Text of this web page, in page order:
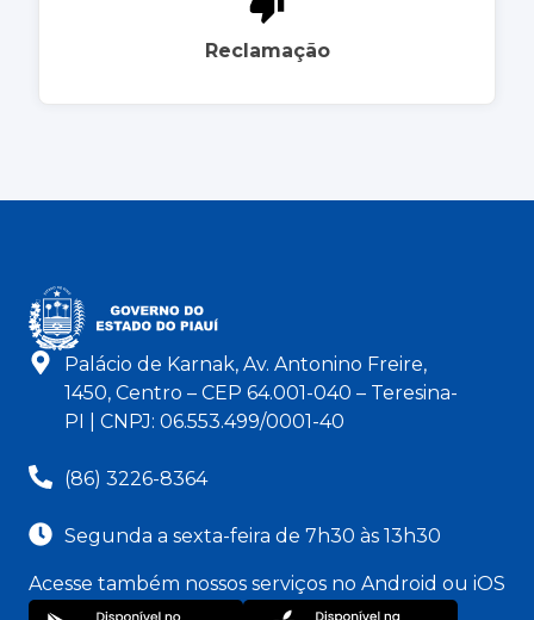
Reclamação
Palácio de Karnak, Av. Antonino Freire,
1450, Centro – CEP 64.001-040 – Teresina-
PI | CNPJ: 06.553.499/0001-40
(86) 3226-8364
Segunda a sexta-feira de 7h30 às 13h30
Acesse também nossos serviços no Android ou iOS